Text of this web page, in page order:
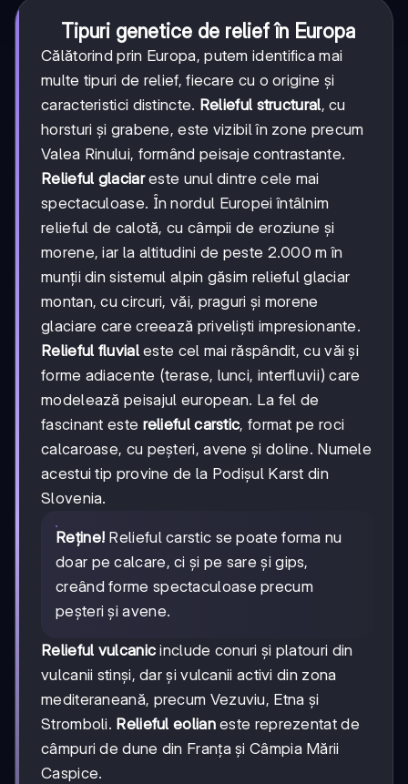
Tipuri genetice de relief în Europa
Călătorind prin Europa, putem identifica mai
multe tipuri de relief, fiecare cu o origine și
caracteristici distincte. Relieful structural, cu
horsturi și grabene, este vizibil în zone precum
Valea Rinului, formând peisaje contrastante.
Relieful glaciareste unul dintre cele mai
spectaculoase. În nordul Europei întâlnim
relieful de calotă, cu câmpii de eroziune și
morene, iar la altitudini de peste 2.000 m în
munții din sistemul alpin găsim relieful glaciar
montan, cu circuri, văi, praguri și morene
glaciare care creează priveliști impresionante.
Relieful fluvialeste cel mai răspândit, cu văi și
forme adiacente (terase, lunci, interfluvii) care
modelează peisajul european. La fel de
fascinant este relieful carstic, format pe roci
calcaroase, cu peșteri, avene și doline. Numele
acestui tip provine de la Podișul Karst din
Slovenia.
Reține! Relieful carstic se poate forma nu
doar pe calcare, ci și pe sare și gips,
creând forme spectaculoase precum
peșteri și avene.
Relieful vulcanic include conuri și platouri din
vulcanii stinși, dar și vulcanii activi din zona
mediteraneană, precum Vezuviu, Etna și
Stromboli. Relieful eolianeste reprezentat de
câmpuri de dune din Franța și Câmpia Mării
Caspice.